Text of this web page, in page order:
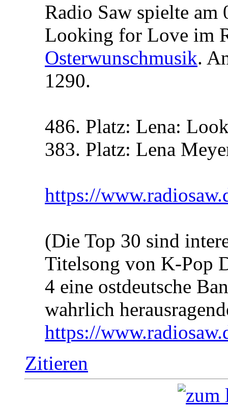
Radio Saw spielte am
Looking for Love im
Osterwunschmusik.
1290.
486. Platz: Lena:
383. Platz: Lena
https://
(Die Top 30 sind
Titelsong von K-Pop
4 eine ostdeutsche
wahrlich
https://
Zitieren